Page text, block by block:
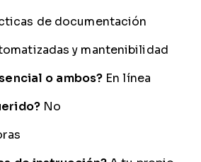
de documentación
y mantenibilidad
o ambos? En línea
No